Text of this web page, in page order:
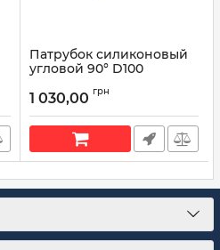
Патрубок силиконовый
угловой 90° D100
Артикул: 90° D100 L200*200
1 030,00 грн